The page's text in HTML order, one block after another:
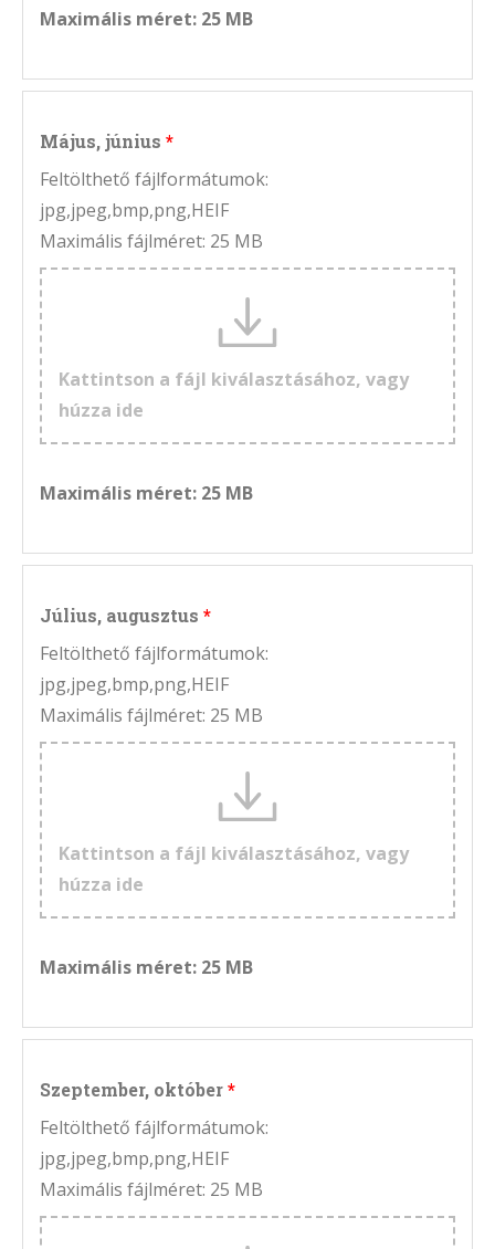
Maximális méret: 25 MB
Május, június
Feltölthető fájlformátumok:
jpg,jpeg,bmp,png,HEIF
Maximális fájlméret: 25 MB
Kattintson a fájl kiválasztásához, vagy
húzza ide
Maximális méret: 25 MB
Július, augusztus
Feltölthető fájlformátumok:
jpg,jpeg,bmp,png,HEIF
Maximális fájlméret: 25 MB
Kattintson a fájl kiválasztásához, vagy
húzza ide
Maximális méret: 25 MB
Szeptember, október
Feltölthető fájlformátumok:
jpg,jpeg,bmp,png,HEIF
Maximális fájlméret: 25 MB